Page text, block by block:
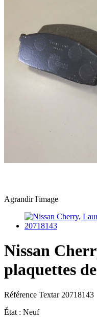
Agrandir l'image
Nissan
plaquettes
Référence Textar 20718143
État : Neuf